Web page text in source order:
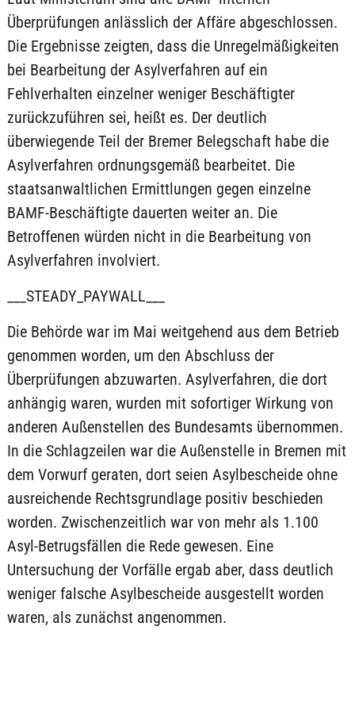
Überprüfungen anlässlich der Affäre abgeschlossen.
Die Ergebnisse zeigten, dass die Unregelmäßigkeiten
bei Bearbeitung der Asylverfahren auf ein
Fehlverhalten einzelner weniger Beschäftigter
zurückzuführen sei, heißt es. Der deutlich
überwiegende Teil der Bremer Belegschaft habe die
Asylverfahren ordnungsgemäß bearbeitet. Die
staatsanwaltlichen Ermittlungen gegen einzelne
BAMF-Beschäftigte dauerten weiter an. Die
Betroffenen würden nicht in die Bearbeitung von
Asylverfahren involviert.
___STEADY_PAYWALL___
Die Behörde war im Mai weitgehend aus dem Betrieb
genommen worden, um den Abschluss der
Überprüfungen abzuwarten. Asylverfahren, die dort
anhängig waren, wurden mit sofortiger Wirkung von
anderen Außenstellen des Bundesamts übernommen.
In die Schlagzeilen war die Außenstelle in Bremen mit
dem Vorwurf geraten, dort seien Asylbescheide ohne
ausreichende Rechtsgrundlage positiv beschieden
worden. Zwischenzeitlich war von mehr als 1.100
Asyl-Betrugsfällen die Rede gewesen. Eine
Untersuchung der Vorfälle ergab aber, dass deutlich
weniger falsche Asylbescheide ausgestellt worden
waren, als zunächst angenommen.